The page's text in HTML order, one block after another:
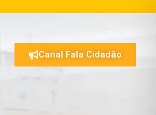
Canal Fala Cidadão